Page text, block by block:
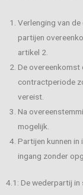
Verlenging van
partijen
artikel 2.
De overeenkomst
contractperiode
vereist.
Na
mogelijk.
Partijen kunnen
ingang zonder
4.1: De wederpartij